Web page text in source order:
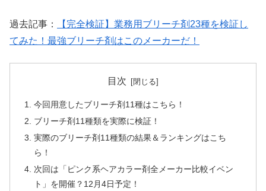
過去記事：
【完全検証】業務用ブリーチ剤23種を検証し
てみた！最強ブリーチ剤はこのメーカーだ！
目次
今回用意したブリーチ剤11種はこちら！
ブリーチ剤11種類を実際に検証！
実際のブリーチ剤11種類の結果＆ランキングはこち
ら！
次回は「ピンク系ヘアカラー剤全メーカー比較イベン
ト」を開催？12月4日予定！